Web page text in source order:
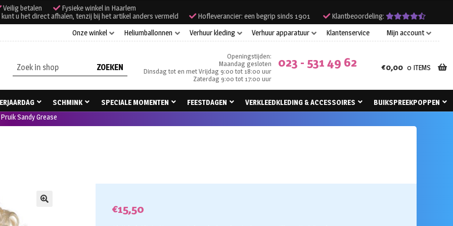
Veilig betalen
Fysieke winkel in Haarlem
u het direct afhalen, tenzij bij het artikel anders vermeld
Hofleverancier: een begrip sinds 1901
Klantbeoordeling:
Onze winkel
Heliumballonnen Verhuur kleding Verhuur apparatuur Klantenservice Mijn account
Zoeken
naar:
Openingstijden:
Maandag gesloten
Dinsdag tot en met Vrijdag 9:00 tot 18:00 uur
Zaterdag 9:00 tot 17:00 uur
023 - 531 49 62 €0,00 0 ITEMS
SCHMINK SPECIALE MOMENTEN FEESTDAGEN VERKLEEDKLEDING & ACCESSOIRES
BUIKSPREEKPOPPEN
Pruik Sandy Grease
€15,50